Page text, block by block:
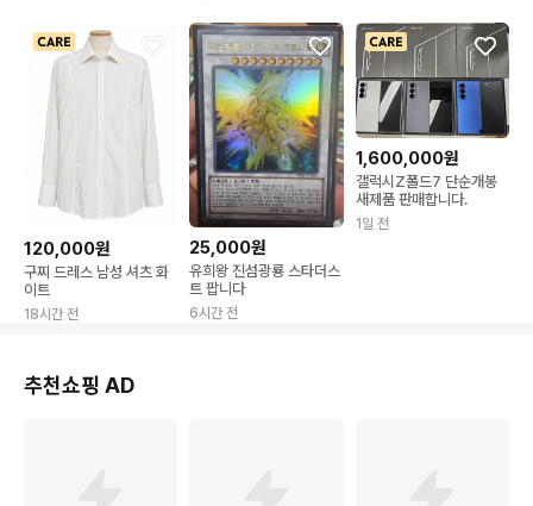
120,000원
구찌 드레스 남성 셔츠 화
이트
18시간 전
25,000원
유희왕 진섬광룡 스타더스
트 팝니다
6시간 전
1,600,000원
갤럭시Z폴드7 단순개봉
새제품 판매합니다.
1일 전
추천쇼핑 AD